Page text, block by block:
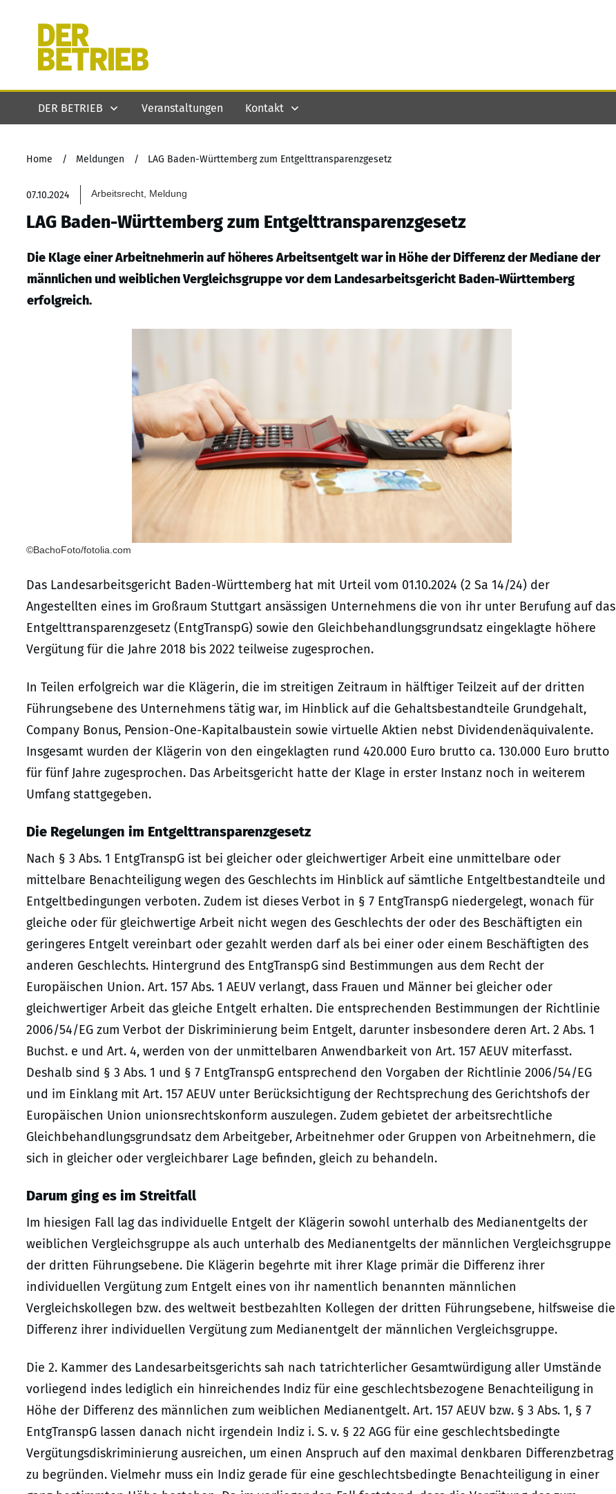
DER BETRIEB Veranstaltungen Kontakt
Home / Meldungen / LAG Baden-Württemberg zum Entgelttransparenzgesetz
07.10.2024 Arbeitsrecht, Meldung
LAG Baden-Württemberg zum Entgelttransparenzgesetz
Die Klage einer Arbeitnehmerin auf höheres Arbeitsentgelt war in Höhe der Differenz der Mediane der
männlichen und weiblichen Vergleichsgruppe vor dem Landesarbeitsgericht Baden-Württemberg
erfolgreich.
©BachoFoto/fotolia.com
Das Landesarbeitsgericht Baden-Württemberg hat mit Urteil vom 01.10.2024 (2 Sa 14/24) der
Angestellten eines im Großraum Stuttgart ansässigen Unternehmens die von ihr unter Berufung auf das
Entgelttransparenzgesetz (EntgTranspG) sowie den Gleichbehandlungsgrundsatz eingeklagte höhere
Vergütung für die Jahre 2018 bis 2022 teilweise zugesprochen.
In Teilen erfolgreich war die Klägerin, die im streitigen Zeitraum in hälftiger Teilzeit auf der dritten
Führungsebene des Unternehmens tätig war, im Hinblick auf die Gehaltsbestandteile Grundgehalt,
Company Bonus, Pension-One-Kapitalbaustein sowie virtuelle Aktien nebst Dividendenäquivalente.
Insgesamt wurden der Klägerin von den eingeklagten rund 420.000 Euro brutto ca. 130.000 Euro brutto
für fünf Jahre zugesprochen. Das Arbeitsgericht hatte der Klage in erster Instanz noch in weiterem
Umfang stattgegeben.
Die Regelungen im Entgelttransparenzgesetz
Nach § 3 Abs. 1 EntgTranspG ist bei gleicher oder gleichwertiger Arbeit eine unmittelbare oder
mittelbare Benachteiligung wegen des Geschlechts im Hinblick auf sämtliche Entgeltbestandteile und
Entgeltbedingungen verboten. Zudem ist dieses Verbot in § 7 EntgTranspG niedergelegt, wonach für
gleiche oder für gleichwertige Arbeit nicht wegen des Geschlechts der oder des Beschäftigten ein
geringeres Entgelt vereinbart oder gezahlt werden darf als bei einer oder einem Beschäftigten des
anderen Geschlechts. Hintergrund des EntgTranspG sind Bestimmungen aus dem Recht der
Europäischen Union. Art. 157 Abs. 1 AEUV verlangt, dass Frauen und Männer bei gleicher oder
gleichwertiger Arbeit das gleiche Entgelt erhalten. Die entsprechenden Bestimmungen der Richtlinie
2006/54/EG zum Verbot der Diskriminierung beim Entgelt, darunter insbesondere deren Art. 2 Abs. 1
Buchst. e und Art. 4, werden von der unmittelbaren Anwendbarkeit von Art. 157 AEUV miterfasst.
Deshalb sind § 3 Abs. 1 und § 7 EntgTranspG entsprechend den Vorgaben der Richtlinie 2006/54/EG
und im Einklang mit Art. 157 AEUV unter Berücksichtigung der Rechtsprechung des Gerichtshofs der
Europäischen Union unionsrechtskonform auszulegen. Zudem gebietet der arbeitsrechtliche
Gleichbehandlungsgrundsatz dem Arbeitgeber, Arbeitnehmer oder Gruppen von Arbeitnehmern, die
sich in gleicher oder vergleichbarer Lage befinden, gleich zu behandeln.
Darum ging es im Streitfall
Im hiesigen Fall lag das individuelle Entgelt der Klägerin sowohl unterhalb des Medianentgelts der
weiblichen Vergleichsgruppe als auch unterhalb des Medianentgelts der männlichen Vergleichsgruppe
der dritten Führungsebene. Die Klägerin begehrte mit ihrer Klage primär die Differenz ihrer
individuellen Vergütung zum Entgelt eines von ihr namentlich benannten männlichen
Vergleichskollegen bzw. des weltweit bestbezahlten Kollegen der dritten Führungsebene, hilfsweise die
Differenz ihrer individuellen Vergütung zum Medianentgelt der männlichen Vergleichsgruppe.
Die 2. Kammer des Landesarbeitsgerichts sah nach tatrichterlicher Gesamtwürdigung aller Umstände
vorliegend indes lediglich ein hinreichendes Indiz für eine geschlechtsbezogene Benachteiligung in
Höhe der Differenz des männlichen zum weiblichen Medianentgelt. Art. 157 AEUV bzw. § 3 Abs. 1, § 7
EntgTranspG lassen danach nicht irgendein Indiz i. S. v. § 22 AGG für eine geschlechtsbedingte
Vergütungsdiskriminierung ausreichen, um einen Anspruch auf den maximal denkbaren Differenzbetrag
zu begründen. Vielmehr muss ein Indiz gerade für eine geschlechtsbedingte Benachteiligung in einer